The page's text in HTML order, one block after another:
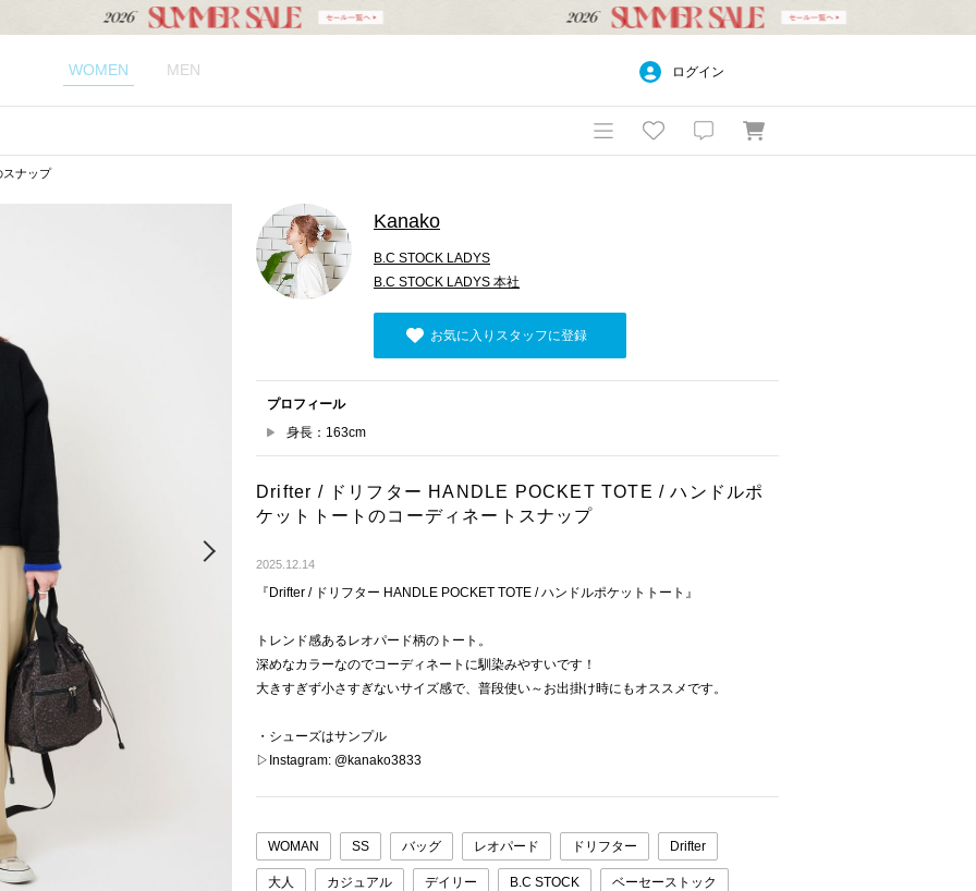
WOMEN MEN ログイン
スナップ
Kanako
B.C STOCK LADYS
B.C STOCK LADYS 本社
お気に入りスタッフに登録
プロフィール
身長：163cm
Drifter / ドリフター HANDLE POCKET TOTE / ハンドルポ
ケットトートのコーディネートスナップ
2025.12.14
『Drifter / ドリフター HANDLE POCKET TOTE / ハンドルポケットトート』
トレンド感あるレオパード柄のトート。
深めなカラーなのでコーディネートに馴染みやすいです！
大きすぎず小さすぎないサイズ感で、普段使い～お出掛け時にもオススメです。
・シューズはサンプル
▷Instagram: @kanako3833
WOMAN SS バッグ レオパード ドリフター Drifter
大人 カジュアル デイリー B.C STOCK ベーセーストック